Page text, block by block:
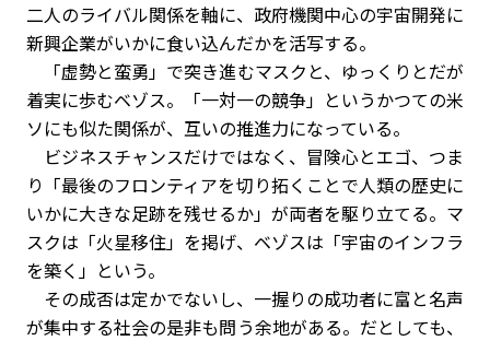
二人のライバル関係を軸に、政府機関中心の宇宙開発に
新興企業がいかに食い込んだかを活写する。
「虚勢と蛮勇」で突き進むマスクと、ゆっくりとだが
着実に歩むベゾス。「一対一の競争」というかつての米
ソにも似た関係が、互いの推進力になっている。
ビジネスチャンスだけではなく、冒険心とエゴ、つま
り「最後のフロンティアを切り拓くことで人類の歴史に
いかに大きな足跡を残せるか」が両者を駆り立てる。マ
スクは「火星移住」を掲げ、ベゾスは「宇宙のインフラ
を築く」という。
その成否は定かでないし、一握りの成功者に富と名声
が集中する社会の是非も問う余地がある。だとしても、